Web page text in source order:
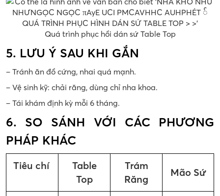
Quá trình phục hồi dán sứ Table Top
5. LƯU Ý SAU KHI GẮN
– Tránh ăn đồ cứng, nhai quá mạnh.
– Vệ sinh kỹ: chải răng, dùng chỉ nha khoa.
– Tái khám định kỳ mỗi 6 tháng.
6. SO SÁNH VỚI CÁC PHƯƠNG
PHÁP KHÁC
Tiêu chí
Table
Top
Trám
Răng
Mão Sứ